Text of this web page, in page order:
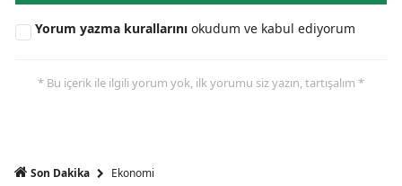
Yorum yazma kurallarını okudum ve kabul ediyorum
* Bu içerik ile ilgili yorum yok, ilk yorumu siz yazın, tartışalım *
Son Dakika Ekonomi